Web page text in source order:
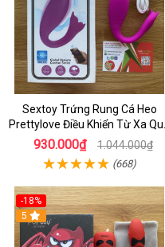
Sextoy Trứng Rung Cá Heo
Prettylove Điều Khiển Từ Xa Qua
aap Bằng Điện Thoại Rung Nhiều
Chế Độ
930.000₫ 1.044.000₫
(668)
-18%
5